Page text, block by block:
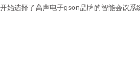
始选择了高声电子gson品牌的智能会议系